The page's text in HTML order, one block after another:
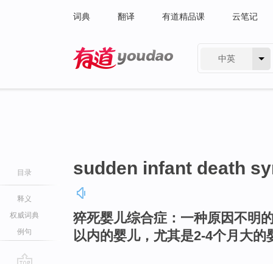
词典 翻译 有道精品课 云笔记
中英
目录
释义
权威词典
例句
sudden infant death
猝死婴儿综合症：一种原因不明
以内的婴儿，尤其是2-4个月大的